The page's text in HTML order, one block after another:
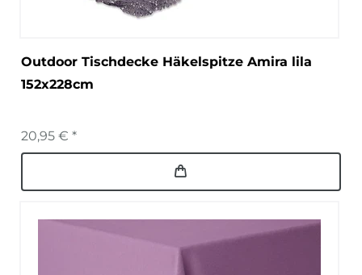
Outdoor Tischdecke Häkelspitze Amira lila
152x228cm
20,95 € *